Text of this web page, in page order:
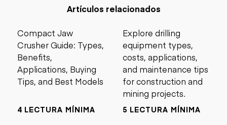
Artículos relacionados
Compact Jaw
Crusher Guide: Types,
Benefits,
Applications, Buying
Tips, and Best Models
4 LECTURA MÍNIMA
Explore drilling
equipment types,
costs, applications,
and maintenance tips
for construction and
mining projects.
5 LECTURA MÍNIMA